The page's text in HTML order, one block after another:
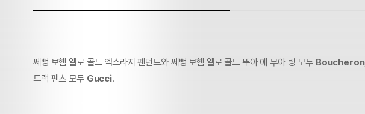
쎄뻥 보헴 옐로 골드 엑스라지 펜던트와 쎄뻥 보헴 옐로 골드 뚜아 에 무아 링 모두 Boucheron
트랙 팬츠 모두 Gucci.